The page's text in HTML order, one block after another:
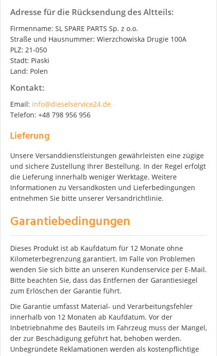
Adresse für die Rücksendung des Altteils:
Firmenname: SL SPARE PARTS Sp. z o.o.
Straße und Hausnummer: Wierzchowiska Drugie 100A
PLZ: 21-050
Stadt: Piaski
Land: Polen
Kontakt:
Email: info@dieselservice24.de
Telefon: +48 798 956 956
Lieferung
Unsere Versanddienstleistungen gewährleisten eine zügige
und sichere Zustellung Ihrer Bestellung. In der Regel erfolgt
die Lieferung innerhalb weniger Werktage. Weitere
Informationen zu Versandkosten und Lieferbedingungen
entnehmen Sie bitte unserer Versandrichtlinie.
Garantiebedingungen
Dieses Produkt ist ab Kaufdatum für 12 Monate ohne
Kilometerbegrenzung garantiert. Im Falle von Problemen
wenden Sie sich bitte an unseren Kundenservice per E-Mail.
Bitte beachten Sie, dass das Entfernen der Garantiesiegel
zum Erlöschen der Garantie führt.
Die Garantie umfasst Material- und Verarbeitungsfehler
innerhalb von 12 Monaten ab Kaufdatum. Vor der
Inbetriebnahme des Bauteils im Fahrzeug muss der Mangel,
der zur Beschädigung geführt hat, behoben werden.
Unbegründete Reklamationen werden als kostenpflichtige